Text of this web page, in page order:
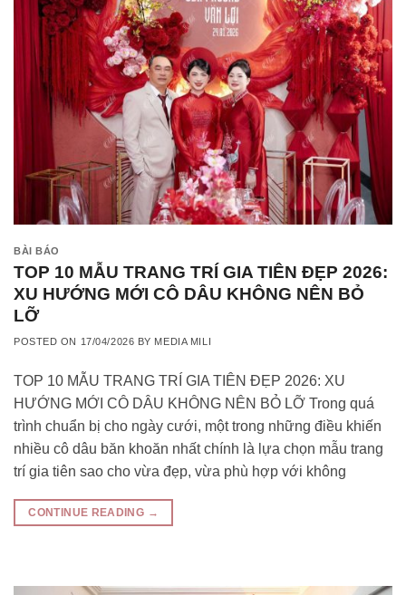
BÀI BÁO
TOP 10 MẪU TRANG TRÍ GIA TIÊN ĐẸP 2026:
XU HƯỚNG MỚI CÔ DÂU KHÔNG NÊN BỎ
LỠ
POSTED ON 17/04/2026 BY MEDIA MILI
TOP 10 MẪU TRANG TRÍ GIA TIÊN ĐẸP 2026: XU
HƯỚNG MỚI CÔ DÂU KHÔNG NÊN BỎ LỠ Trong quá
trình chuẩn bị cho ngày cưới, một trong những điều khiến
nhiều cô dâu băn khoăn nhất chính là lựa chọn mẫu trang
trí gia tiên sao cho vừa đẹp, vừa phù hợp với không
CONTINUE READING →